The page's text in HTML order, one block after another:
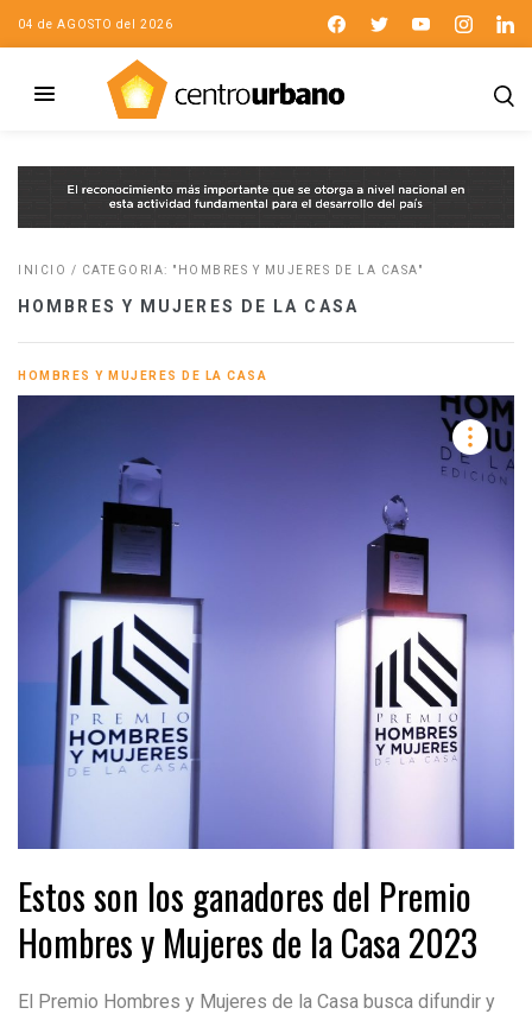
04 de AGOSTO del 2026
INICIO / CATEGORIA: "HOMBRES Y MUJERES DE LA CASA"
HOMBRES Y MUJERES DE LA CASA
HOMBRES Y MUJERES DE LA CASA
Estos son los ganadores del Premio
Hombres y Mujeres de la Casa 2023
El Premio Hombres y Mujeres de la Casa busca difundir y